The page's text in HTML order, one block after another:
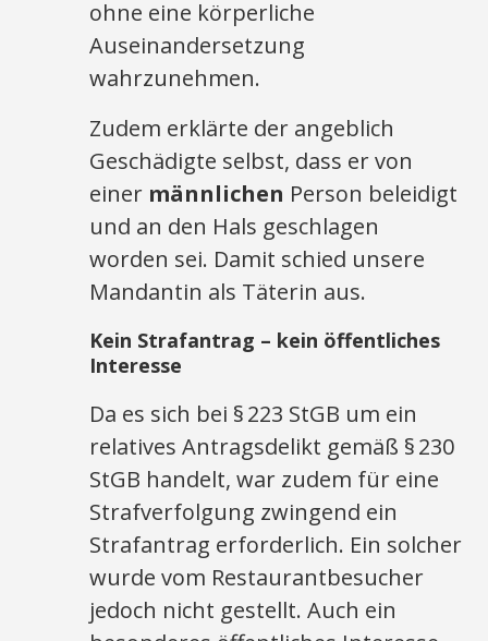
ohne eine körperliche
Auseinandersetzung
wahrzunehmen.
Zudem erklärte der angeblich
Geschädigte selbst, dass er von
einer männlichen Person beleidigt
und an den Hals geschlagen
worden sei. Damit schied unsere
Mandantin als Täterin aus.
Kein Strafantrag – kein öffentliches
Interesse
Da es sich bei § 223 StGB um ein
relatives Antragsdelikt gemäß § 230
StGB handelt, war zudem für eine
Strafverfolgung zwingend ein
Strafantrag erforderlich. Ein solcher
wurde vom Restaurantbesucher
jedoch nicht gestellt. Auch ein